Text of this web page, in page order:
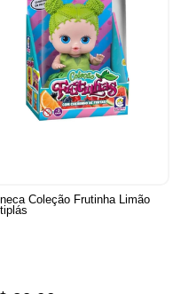
Coleção Frutinha Limão